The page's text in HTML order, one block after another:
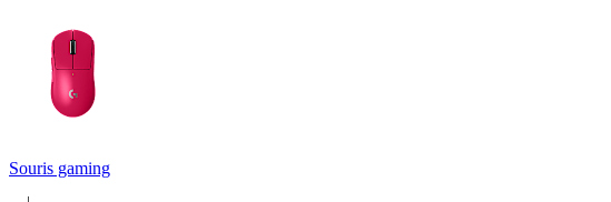
Souris gaming